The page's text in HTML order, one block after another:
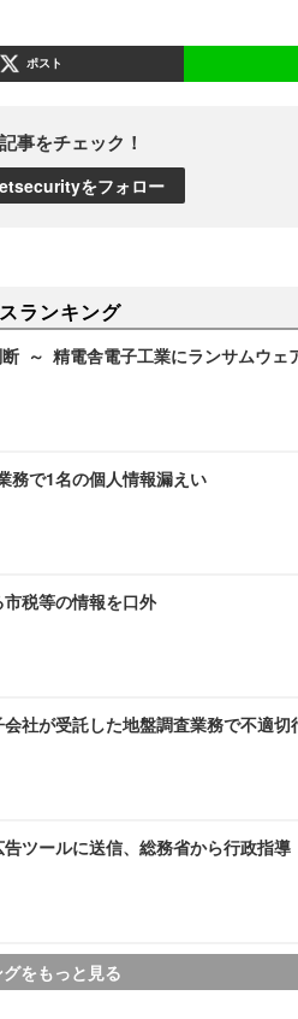
ポスト
事をチェック！
をフォロー
ランキング
～ 精電舎電子工業にランサムウェ
務で1名の個人情報漏えい
税等の情報を口外
社が受託した地盤調査業務で不適切
ツールに送信、総務省から行政指導
をもっと見る